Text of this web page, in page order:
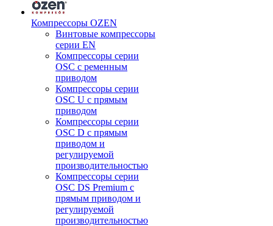
Компрессоры OZEN
Винтовые компрессоры
серии EN
Компрессоры серии
OSC с ременным
приводом
Компрессоры серии
OSC U с прямым
приводом
Компрессоры серии
OSC D с прямым
приводом и
регулируемой
производительностью
Компрессоры серии
OSC DS Premium с
прямым приводом и
регулируемой
производительностью